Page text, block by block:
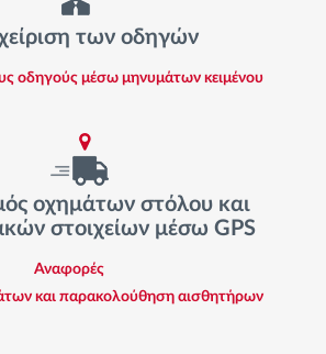
των οδηγών
οδηγούς μέσω μηνυμάτων κειμένου
οχημάτων στόλου και
στοιχείων μέσω GPS
Αναφορές
και παρακολούθηση αισθητήρων